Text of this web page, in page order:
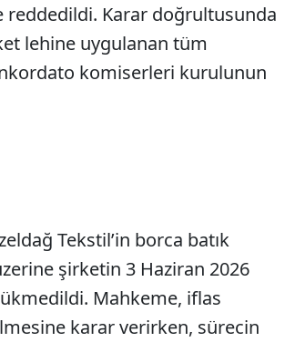
reddedildi. Karar doğrultusunda
lehine uygulanan tüm
komiserleri kurulunun
Tekstil’in borca batık
şirketin 3 Haziran 2026
Mahkeme, iflas
karar verirken, sürecin